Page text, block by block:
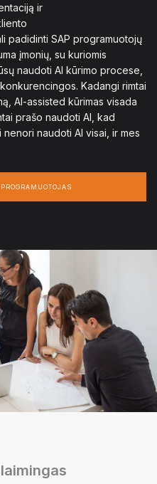
ir
padidinti SAP programuotojų
įmonių, su kuriomis
naudoti AI kūrimo procese,
Kadangi rimtai
AI-assisted kūrimas visada
prašo naudoti AI, kad
naudoti AI visai, ir mes